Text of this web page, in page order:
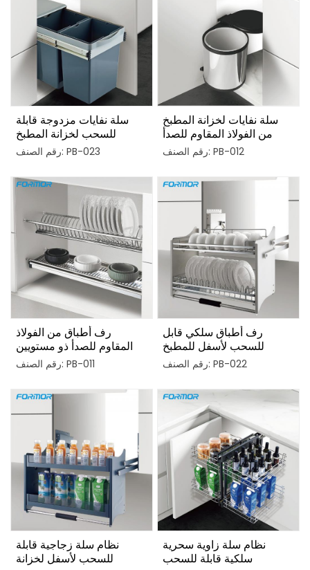
سلة نفايات مزدوجة قابلة
للسحب لخزانة المطبخ
رقم الصنف: PB-023
سلة نفايات لخزانة المطبخ
من الفولاذ المقاوم للصدأ
رقم الصنف: PB-012
رف أطباق من الفولاذ
المقاوم للصدأ ذو مستويين
للخزانة
رقم الصنف: PB-011
رف أطباق سلكي قابل
للسحب لأسفل للمطبخ
رقم الصنف: PB-022
نظام سلة زجاجية قابلة
للسحب لأسفل لخزانة
نظام سلة زاوية سحرية
سلكية قابلة للسحب